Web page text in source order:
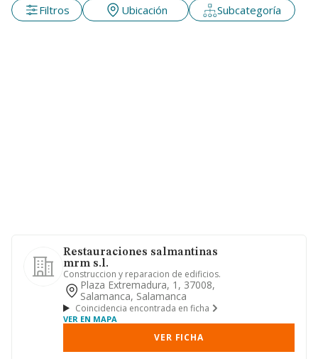
Filtros Ubicación Subcategoría
Restauraciones salmantinas
mrm s.l.
Construccion y reparacion de edificios.
Plaza Extremadura, 1, 37008,
Salamanca, Salamanca
Coincidencia encontrada en ficha
VER EN MAPA
VER FICHA